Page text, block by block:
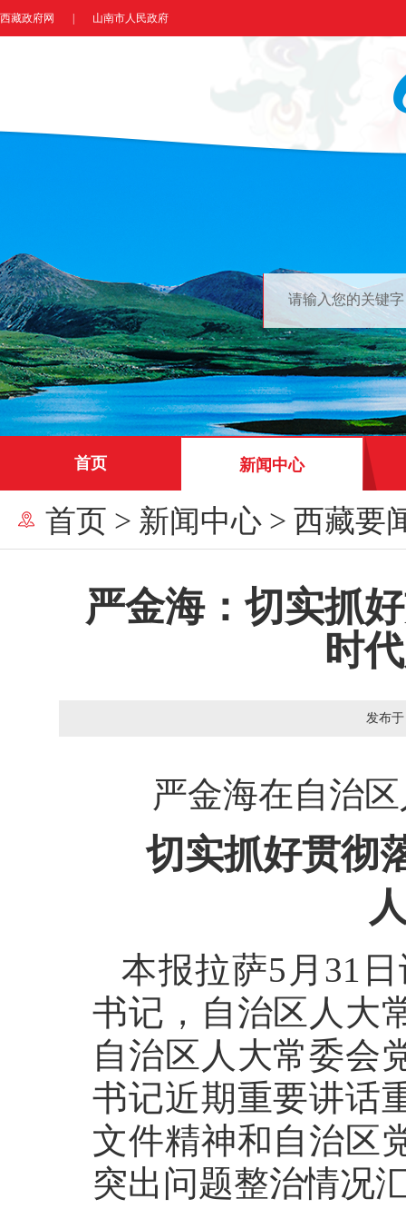
西藏政府网 山南市人民政府
首页 新闻中心
首页 > 新闻中心 > 西藏要
严金海：切实抓
时
发布
严金海在自治
切实抓好贯彻
本报拉萨5月31
书记，自治区人大
自治区人大常委会
书记近期重要讲话
文件精神和自治区
突出问题整治情况